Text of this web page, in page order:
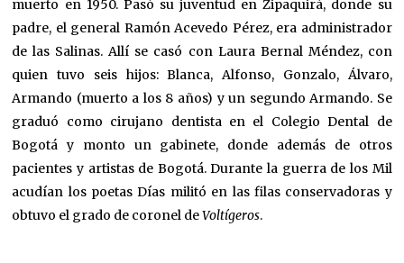
muerto en 1950. Pasó su juventud en Zipaquirá, donde su
padre, el general Ramón Acevedo Pérez, era administrador
de las Salinas. Allí se casó con Laura Bernal Méndez, con
quien tuvo seis hijos: Blanca, Alfonso, Gonzalo, Álvaro,
Armando (muerto a los 8 años) y un segundo Armando. Se
graduó como cirujano dentista en el Colegio Dental de
Bogotá y monto un gabinete, donde además de otros
pacientes y artistas de Bogotá. Durante la guerra de los Mil
acudían los poetas Días militó en las filas conservadoras y
obtuvo el grado de coronel deVoltígeros.